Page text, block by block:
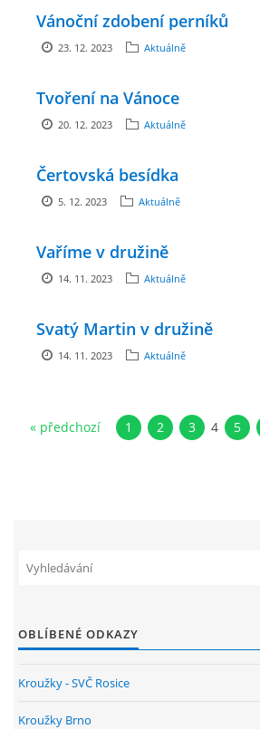
ARCHIV
NAŠE ÚSPĚCHY
GDPR
JAK MOTIVOVAT DÍTĚ KE ČTENÍ
REZERVAČNÍ SYSTÉM SPORTOVNÍ HALY
VOLNÁ PRACOVNÍ MÍSTA
Vánoční zdobení perníků
23. 12. 2023 Aktuálně
Tvoření na Vánoce
20. 12. 2023 Aktuálně
Čertovská besídka
5. 12. 2023 Aktuálně
Vaříme v družině
14. 11. 2023 Aktuálně
Svatý Martin v družině
14. 11. 2023 Aktuálně
« předchozí 1 2 3 4 5
OBLÍBENÉ ODKAZY
Kroužky - SVČ Rosice
Kroužky Brno